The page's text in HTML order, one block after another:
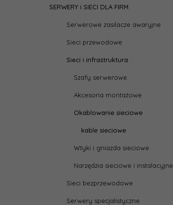
SERWERY i SIECI DLA FIRM
Serwerowe zasilacze awaryjne
Sieci przewodowe
Sieci i infrastruktura
Szafy serwerowe
Akcesoria montażowe
Okablowanie sieciowe
kable sieciowe
Wtyki i gniazda sieciowe
Narzędzia sieciowe i instalacyjne
Sieci bezprzewodowe
Serwery specjalistyczne